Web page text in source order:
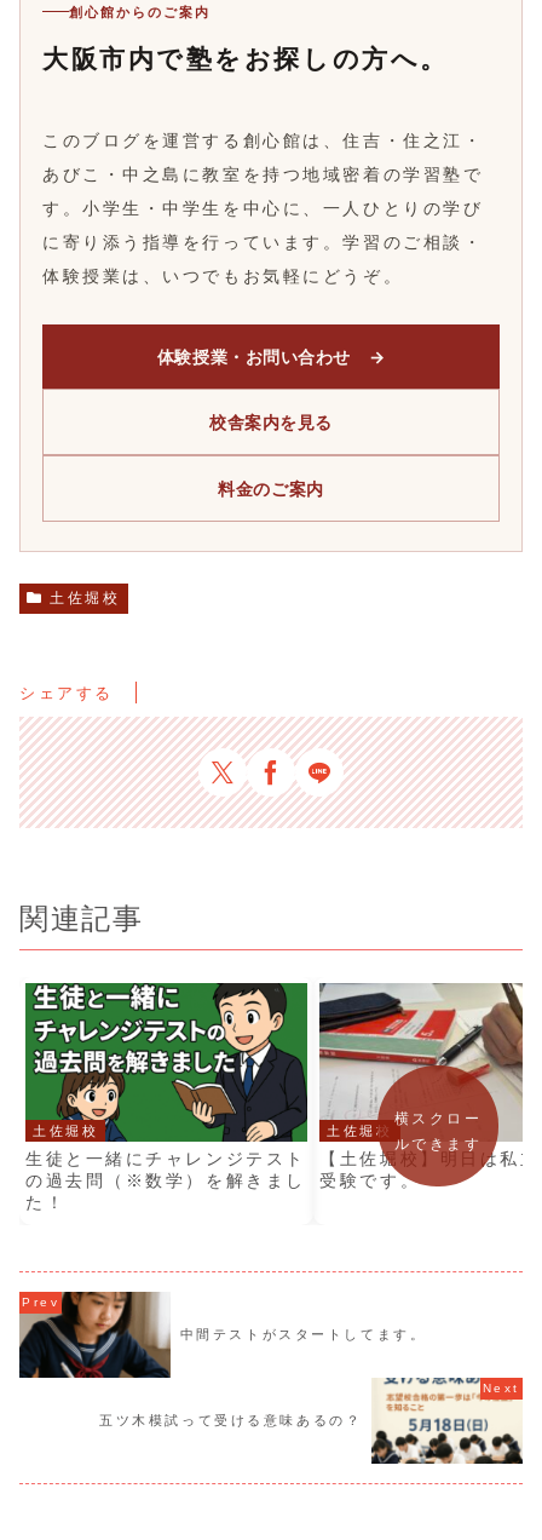
創心館からのご案内
大阪市内で塾をお探しの方へ。
このブログを運営する創心館は、住吉・住之江・
あびこ・中之島に教室を持つ地域密着の学習塾で
す。小学生・中学生を中心に、一人ひとりの学び
に寄り添う指導を行っています。学習のご相談・
体験授業は、いつでもお気軽にどうぞ。
体験授業・お問い合わせ →
校舎案内を見る
料金のご案内
土佐堀校
シェアする
関連記事
土佐堀校
生徒と一緒にチャレンジテスト
の過去問（※数学）を解きまし
た！
土佐堀校
【土佐堀校】明日は私
受験です。
横スクロー
ルできます
中間テストがスタートしてます。
五ツ木模試って受ける意味あるの？